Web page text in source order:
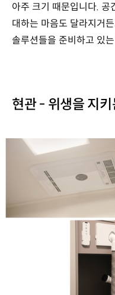
아주 크기 때문입니다. 공
대하는 마음도 달라지거
솔루션들을 준비하고 있
현관 - 위생을 지